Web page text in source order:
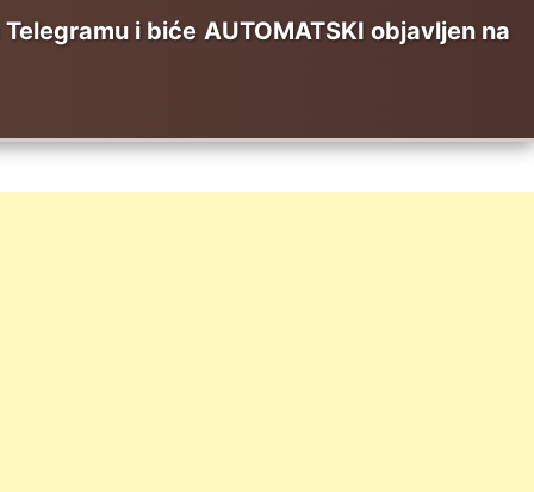
Telegramu i biće AUTOMATSKI objavljen na